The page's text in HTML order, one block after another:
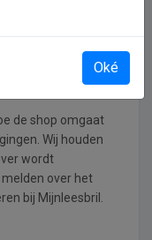
de shop omgaat
Wij houden
wordt
over het
bij Mijnleesbril.
Oké